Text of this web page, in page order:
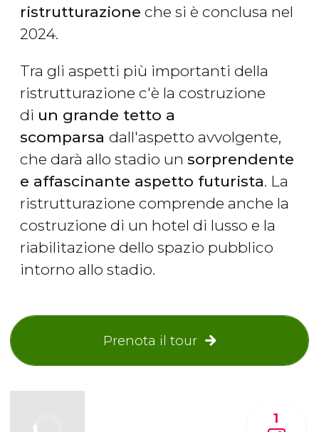
ristrutturazione che si è conclusa nel
2024.
Tra gli aspetti più importanti della
ristrutturazione c'è la costruzione
di un grande tetto a
scomparsa dall'aspetto avvolgente,
che darà allo stadio un sorprendente
e affascinante aspetto futurista. La
ristrutturazione comprende anche la
costruzione di un hotel di lusso e la
riabilitazione dello spazio pubblico
intorno allo stadio.
Prenota il tour
1